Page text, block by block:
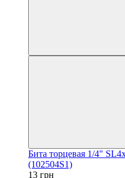
Бита торцевая 1/4"
(102504S1)
13 грн